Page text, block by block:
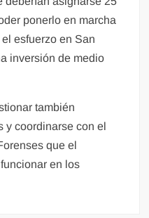
ponerlo en marcha
esfuerzo en San
inversión de medio
también
y coordinarse con el
que el
en los